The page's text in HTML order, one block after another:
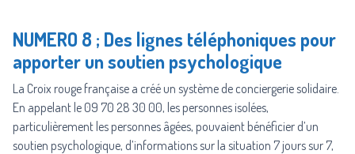
NUMERO 8 ; Des lignes téléphoniques pour
apporter un soutien psychologique
La Croix rouge française a créé un système de conciergerie solidaire.
En appelant le 09 70 28 30 00, les personnes isolées,
particulièrement les personnes âgées, pouvaient bénéficier d’un
soutien psychologique, d’informations sur la situation 7 jours sur 7,